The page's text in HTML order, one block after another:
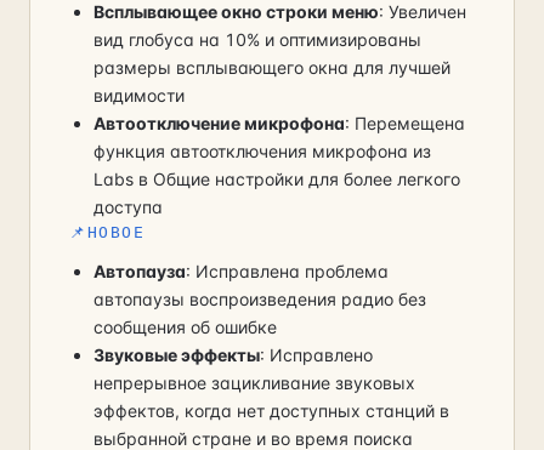
Всплывающее окно строки меню: Увеличен
вид глобуса на 10% и оптимизированы
размеры всплывающего окна для лучшей
видимости
Автоотключение микрофона: Перемещена
функция автоотключения микрофона из
Labs в Общие настройки для более легкого
доступа
📌 НОВОЕ
Автопауза: Исправлена проблема
автопаузы воспроизведения радио без
сообщения об ошибке
Звуковые эффекты: Исправлено
непрерывное зацикливание звуковых
эффектов, когда нет доступных станций в
выбранной стране и во время поиска